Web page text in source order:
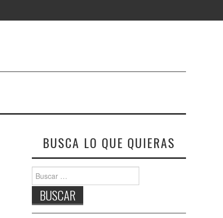
BUSCA LO QUE QUIERAS
Buscar: